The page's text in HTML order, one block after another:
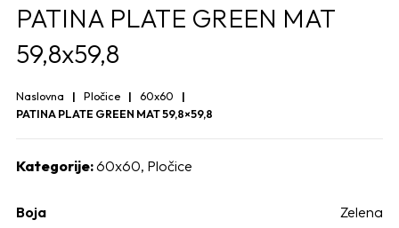
PATINA PLATE GREEN MAT
59,8x59,8
Naslovna Pločice
60x60
PATINA PLATE GREEN MAT 59,8×59,8
Kategorije:60x60, Pločice
Boja Zelena